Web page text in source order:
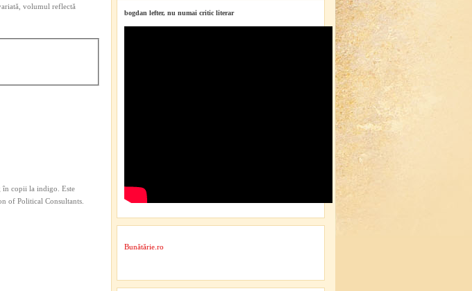
volumul reflectă
în copii la indigo. Este
of Political Consultants.
bogdan lefter, nu numai critic literar
Bunătărie.ro